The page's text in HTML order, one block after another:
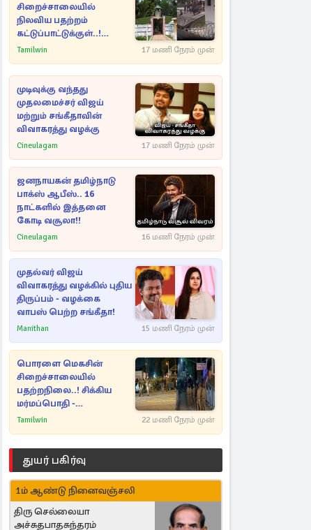
சிறைச்சாலையில்
நிலவிய பதற்றம்
கட்டுப்பாட்டுக்குள்..!
அதிரடியாக களமிறங்கிய
Tamilwin 17 மணி நேரம் முன்
முடிவுக்கு வந்தது
முதலமைச்சர் விஜய்
மற்றும் சங்கீதாவின்
விவாகரத்து வழக்கு
Cineulagam 17 மணி நேரம் முன்
ஜனநாயகன் தமிழ்நாடு
பாக்ஸ் ஆபீஸ்.. 16
நாட்களில் இத்தனை
கோடி வசூலா!!
Cineulagam 16 மணி நேரம் முன்
முதல்வர் விஜய்
விவாகரத்து வழக்கில் புதிய
திருப்பம் - வழக்கை
வாபஸ் பெற்ற சங்கீதா!
Manithan 15 மணி நேரம் முன்
பொரளை மெகசின்
சிறைச்சாலையில்
பதற்றநிலை..! சிக்கிய
மர்மப்பொதி -
பின்னணியில் வெளியான
Tamilwin 22 மணி நேரம் முன்
துயர் பகிர்வு
1ம் ஆண்டு நினைவஞ்சலி
திரு செல்லையா
அச்சுதபாதசுந்தரம்